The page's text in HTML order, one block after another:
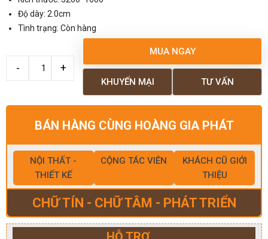
Độ dày: 2.0cm
Tình trạng: Còn hàng
MUA NGAY
TƯ VẤN
KHUYẾN MẠI
BÁN HÀNG CÙNG HOÀNG GIA PHÁT
NỘI THẤT -
THIẾT KẾ
CỘNG TÁC VIÊN
KHÁCH CŨ GIỚI
THIỆU
CHỮ TÍN - CHỮ TÂM - PHÁT TRIỂN